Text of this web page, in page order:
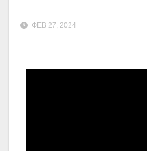
ФЕВ 27, 2024